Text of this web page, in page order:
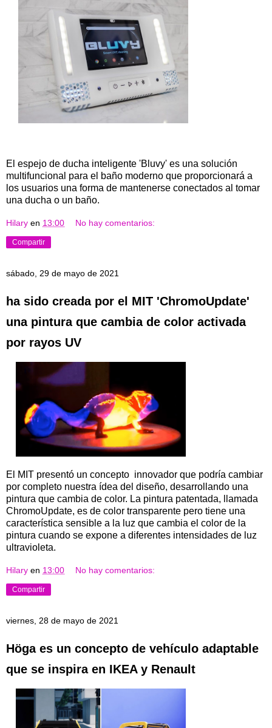
El espejo de ducha inteligente 'Bluvy' es una solución
multifuncional para el baño moderno que proporcionará a
los usuarios una forma de mantenerse conectados al tomar
una ducha o un baño.
Hilary en 13:00 No hay comentarios:
Compartir
sábado, 29 de mayo de 2021
ha sido creada por el MIT 'ChromoUpdate'
una pintura que cambia de color activada
por rayos UV
El MIT presentó un concepto innovador que podría cambiar
por completo nuestra ídea del diseño, desarrollando una
pintura que cambia de color. La pintura patentada, llamada
ChromoUpdate, es de color transparente pero tiene una
característica sensible a la luz que cambia el color de la
pintura cuando se expone a diferentes intensidades de luz
ultravioleta.
Hilary en 13:00 No hay comentarios:
Compartir
viernes, 28 de mayo de 2021
Höga es un concepto de vehículo adaptable
que se inspira en IKEA y Renault